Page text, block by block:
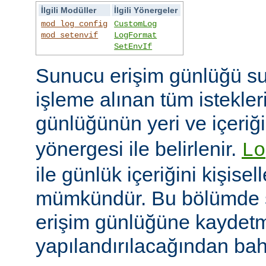
İlgili Modüller
İlgili Yönergeler
mod_log_config
mod_setenvif
CustomLog
LogFormat
SetEnvIf
Sunucu erişim günlüğü
işleme alınan tüm
günlüğünün yeri ve
yönergesi ile belirlenir.
ile günlük içeriğini
mümkündür. Bu
erişim günlüğüne
yapılandırılacağından